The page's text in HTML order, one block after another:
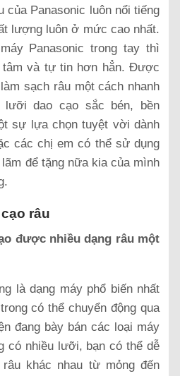
của Panasonic luôn nổi tiếng
lượng luôn ở mức cao nhất.
Panasonic trong tay thì
tâm và tự tin hơn hẳn. Được
sạch râu một cách nhanh
lưỡi dao cạo sắc bén, bền
sự lựa chọn tuyệt vời dành
các chị em có thể sử dụng
để tặng nữa kia của mình
râu
được nhiều dạng râu một
là dạng máy phổ biến nhất
có thể chuyển động qua
đang bày bán các loại máy
có nhiều lưỡi, bạn có thể dễ
khác nhau từ mỏng đến